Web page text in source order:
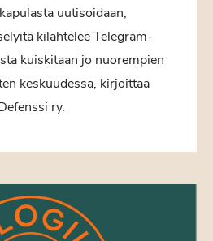
uutisoidaan,
kilahtelee Telegram-
kuiskitaan jo nuorempien
keskuudessa, kirjoittaa
ry.